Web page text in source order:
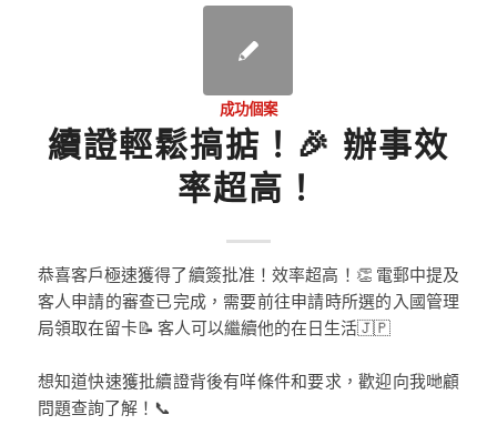
成功個案
續證輕鬆搞掂！🎉 辦事效
率超高！
恭喜客戶極速獲得了續簽批准！效率超高！👏 電郵中提及
客人申請的審查已完成，需要前往申請時所選的入國管理
局領取在留卡📝 客人可以繼續他的在日生活🇯🇵
想知道快速獲批續證背後有咩條件和要求，歡迎向我哋顧
問題查詢了解！📞